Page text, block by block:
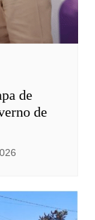
de
de